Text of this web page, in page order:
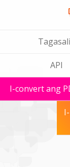
API
I-convert ang